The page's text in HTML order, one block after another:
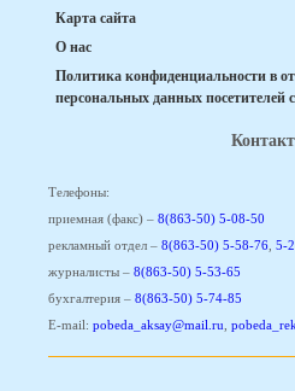
Карта сайта
О нас
Политика конфиденциальности в
персональных данных посетителей
Телефоны:
приемная (факс) – 8(863-50) 5-08-50
рекламный отдел – 8(863-50) 5-58-76 5-
журналисты – 8(863-50) 5-53-65
бухгалтерия – 8(863-50) 5-74-85
E-mail: pobeda_aksay@mail.ru